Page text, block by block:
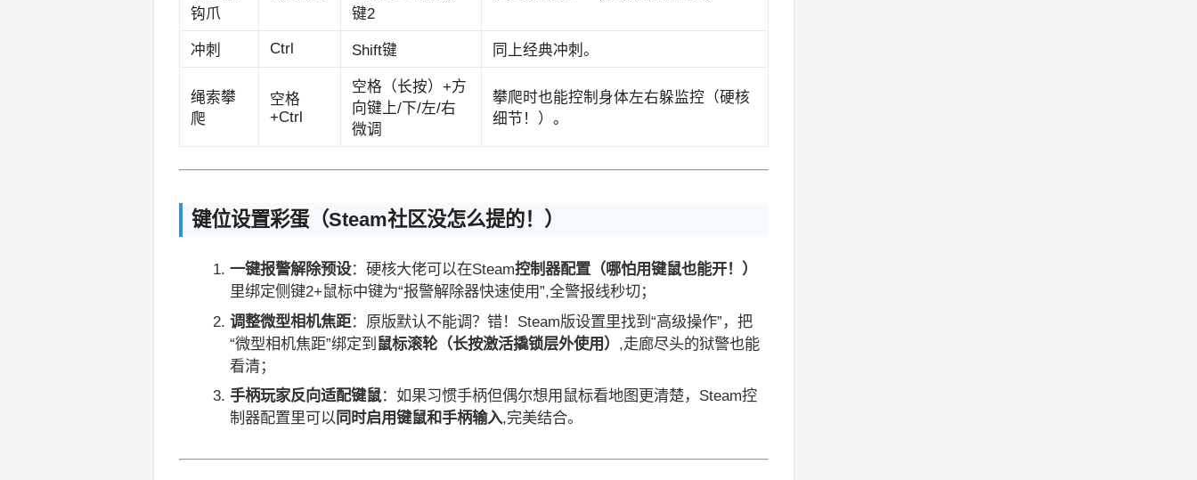
钩爪
键2
冲刺 Ctrl Shift键 同上经典冲刺。
绳索攀
爬
空格
+Ctrl
空格（长按）+方
向键上/下/左/右
微调
攀爬时也能控制身体左右躲监控（硬核
细节！）。
键位设置彩蛋（Steam社区没怎么提的！）
一键报警解除预设：硬核大佬可以在Steam控制器配置（哪怕用键鼠也能开！）
里绑定侧键2+鼠标中键为“报警解除器快速使用”,全警报线秒切；
调整微型相机焦距：原版默认不能调？错！Steam版设置里找到“高级操作”，把
“微型相机焦距”绑定到 鼠标滚轮（长按激活撬锁层外使用） ,走廊尽头的狱警也能
看清；
手柄玩家反向适配键鼠：如果习惯手柄但偶尔想用鼠标看地图更清楚，Steam控
制器配置里可以同时启用键鼠和手柄输入,完美结合。